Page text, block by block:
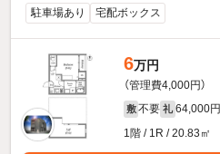
駐車場あり 宅配ボックス
6万円
（管理費4,000円）
敷 不要 礼 64,000円
1階 / 1R / 20.83㎡